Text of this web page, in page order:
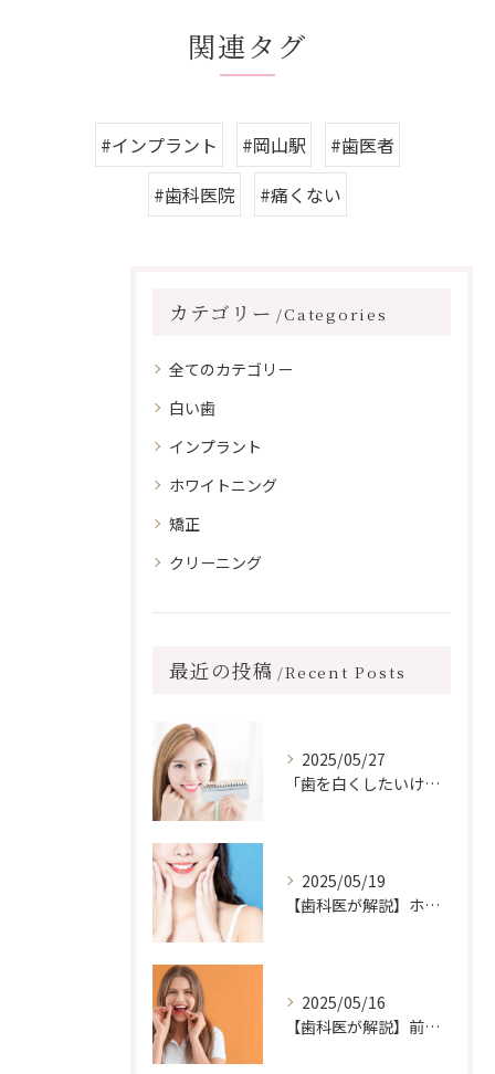
関連タグ
#インプラント #岡山駅
#歯医者
#歯科医院
#痛くない
カテゴリー Categories
全てのカテゴリー
白い歯
インプラント
ホワイトニング
矯正
クリーニング
最近の投稿 Recent Posts
2025/05/27
「歯を白くしたいけど、前歯に詰め物がある…ホワイトニングしても浮かない？」
2025/05/19
【歯科医が解説】ホワイトニングができない場合はどうすればいい？白い歯に近づくための代替方法とは
2025/05/16
【歯科医が解説】前歯の歯並びだけ治したい！部分矯正はできる？その方法と注意点